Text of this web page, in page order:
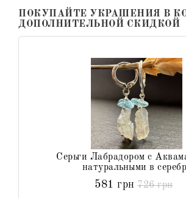
ПОКУПАЙТЕ УКРАШЕНИЯ В
ДОПОЛНИТЕЛЬНОЙ СКИДКОЙ
581 грн 726 грн
Серьги Лабрадором с
натуральными в